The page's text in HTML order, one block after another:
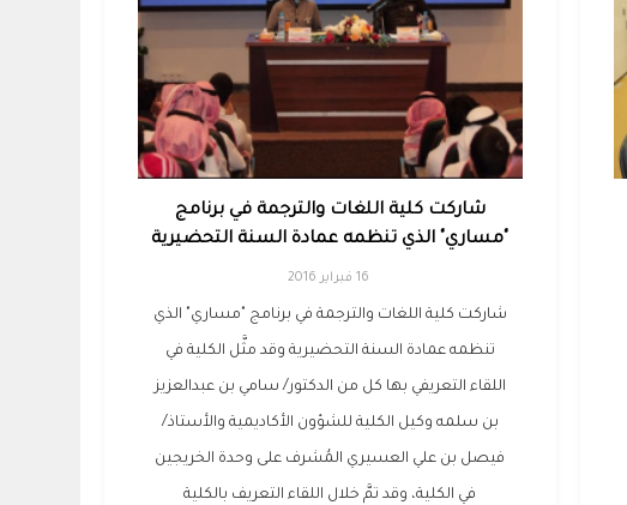
شاركت كلية اللغات والترجمة في برنامج
"مساري" الذي تنظمه عمادة السنة التحضيرية
16 فبراير 2016
شاركت كلية اللغات والترجمة في برنامج "مساري" الذي
تنظمه عمادة السنة التحضيرية وقد مثَّل الكلية في
اللقاء التعريفي بها كل من الدكتور/ سامي بن عبدالعزيز
بن سلمه وكيل الكلية للشؤون الأكاديمية والأستاذ/
فيصل بن علي العسيري المُشرف على وحدة الخريجين
في الكلية، وقد تمَّ خلال اللقاء التعريف بالكلية